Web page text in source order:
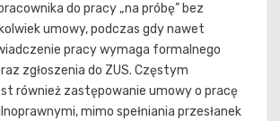
do pracy „na próbę” bez
umowy, podczas gdy nawet
pracy wymaga formalnego
zgłoszenia do ZUS. Częstym
również zastępowanie umowy o pracę
mimo spełniania przesłanek